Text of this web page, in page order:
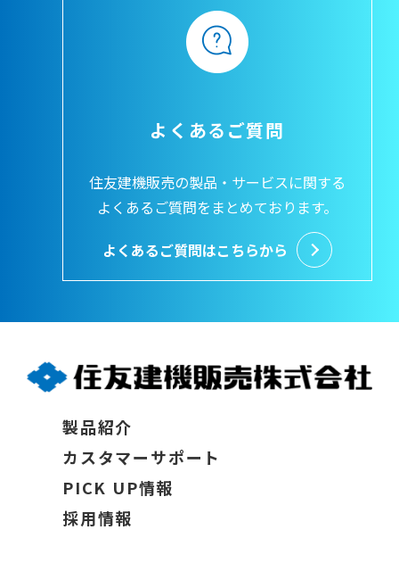
よくあるご質問
住友建機販売の製品・サービスに関する
よくあるご質問をまとめております。
よくあるご質問はこちらから
製品紹介
カスタマーサポート
PICK UP情報
採用情報